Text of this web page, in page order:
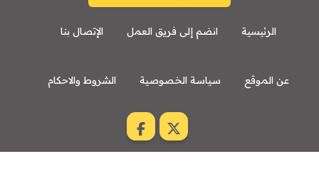
الرئيسية انضم إلى فريق العمل الإتصال بنا
عن الموقع سياسة الخصوصية الشروط والاحكام